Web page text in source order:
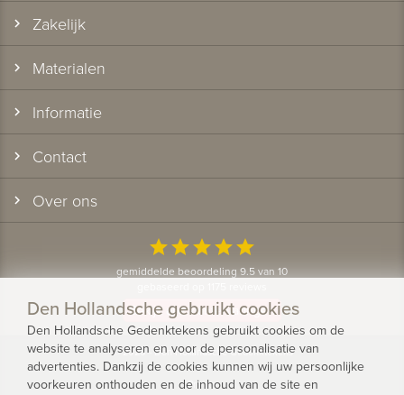
Zakelijk
Materialen
Informatie
Contact
Over ons
starstarstarstarstar
gemiddelde beoordeling 9.5 van 10
Bekijk alle klantervaringen
© 2026 - Den Hollandsche Gedenktekens
Privacy
Den Hollandsche gebruikt cookies
Den Hollandsche Gedenktekens gebruikt cookies om de
website te analyseren en voor de personalisatie van
advertenties. Dankzij de cookies kunnen wij uw persoonlijke
voorkeuren onthouden en de inhoud van de site en